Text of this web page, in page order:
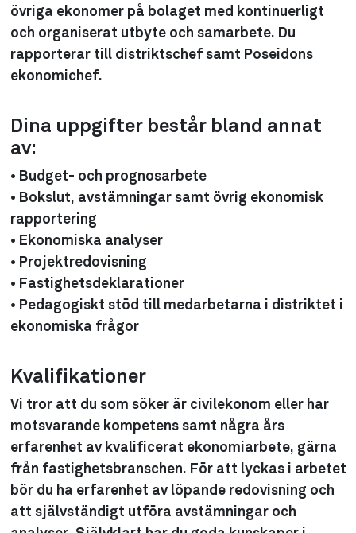
övriga ekonomer på bolaget med kontinuerligt
och organiserat utbyte och samarbete. Du
rapporterar till distriktschef samt Poseidons
ekonomichef.
Dina uppgifter består bland annat
av:
• Budget- och prognosarbete
• Bokslut, avstämningar samt övrig ekonomisk
rapportering
• Ekonomiska analyser
• Projektredovisning
• Fastighetsdeklarationer
• Pedagogiskt stöd till medarbetarna i distriktet i
ekonomiska frågor
Kvalifikationer
Vi tror att du som söker är civilekonom eller har
motsvarande kompetens samt några års
erfarenhet av kvalificerat ekonomiarbete, gärna
från fastighetsbranschen. För att lyckas i arbetet
bör du ha erfarenhet av löpande redovisning och
att självständigt utföra avstämningar och